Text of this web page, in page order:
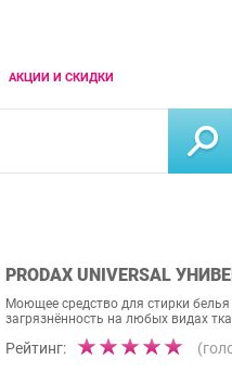
АКЦИИ И СКИДКИ
PRODAX UNIVERSAL
Моющее средство для стирки
загрязнённость на любых видах
Рейтинг: